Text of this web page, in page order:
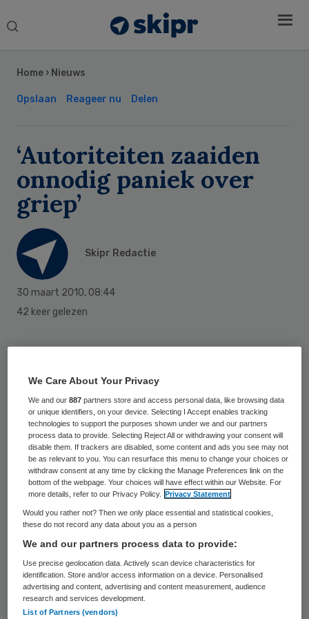
Search
Home › Nieuws
Opslaan Reageer nu Delen
‘Autoriteiten zaaiden
onnodig paniek over
griep’
Skipr Redactie
30 maart 2010, 08:44
42 keer gelezen
De wereldgezondheidsorganisatie WHO en
andere overheidsinstellingen hebben vorig
jaar onnodig paniek gezaaid over de
Mexicaanse griep. Dat staat in een
conceptrapport van de
mensenrechtenorganisatie Raad van
Europa, dat is uitgelekt via de Britse krant
The Guardian.
Overdreven
Het aantal doden als gevolg van de
griepgolf werd door de autoriteiten
Sidebar
We Care About Your Privacy
We and our887 partners store and access personal data, like browsing data
or unique identifiers, on your device. Selecting I Accept enables tracking
technologies to support the purposes shown under we and our partners
process data to provide. Selecting Reject All or withdrawing your consent will
disable them. If trackers are disabled, some content and ads you see may not
be as relevant to you. You can resurface this menu to change your choices or
withdraw consent at any time by clicking the Manage Preferences link on the
bottom of the webpage. Your choices will have effect within our Website. For
more details, refer to our Privacy Policy.
Privacy Statement
Would you rather not? Then we only place essential and statistical cookies,
these do not record any data about you as a person
We and our partners process data to provide:
Use precise geolocation data. Actively scan device characteristics for
identification. Store and/or access information on a device. Personalised
advertising and content, advertising and content measurement, audience
research and services development.
List of Partners (vendors)